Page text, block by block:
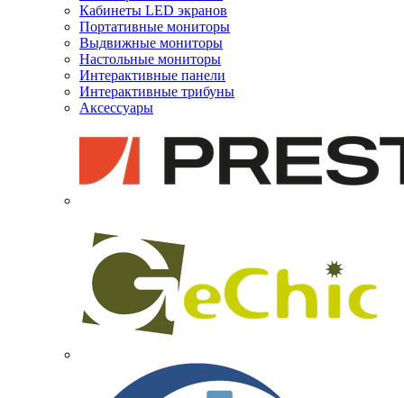
Кабинеты LED экранов
Портативные мониторы
Выдвижные мониторы
Настольные мониторы
Интерактивные панели
Интерактивные трибуны
Аксессуары